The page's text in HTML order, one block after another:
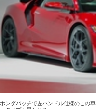
ホンダバッチで左ハンドル仕様のこの